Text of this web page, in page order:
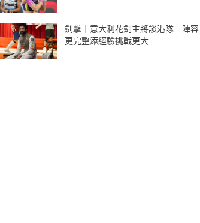
劍擊｜意大利花劍主將談港隊 陣容
更完整添經驗挑戰更大